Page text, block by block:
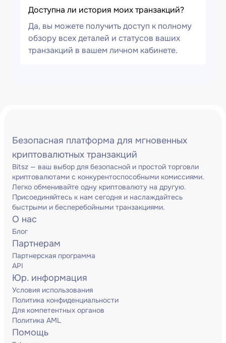
Доступна ли история моих транзакций?
Да, вы можете получить доступ к полному
обзору всех деталей и статусов ваших
транзакций в вашем личном кабинете.
Безопасная платформа для мгновенных
криптовалютных транзакций
Bitsz — ваш выбор для безопасной и простой торговли
криптовалютами с конкурентоспособными комиссиями.
Легко обменивайте одну криптовалюту на другую.
Присоединяйтесь к нам сегодня и наслаждайтесь
быстрыми и бесперебойными транзакциями.
О нас
Блог
Партнерам
Партнерская программа
API
Юр. информация
Условия использования
Политика конфиденциальности
Для компетентных органов
Политика AML
Помощь